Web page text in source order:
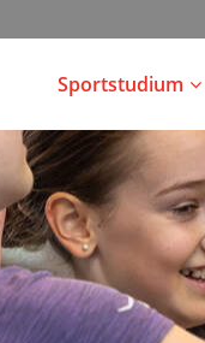
Sportstudium